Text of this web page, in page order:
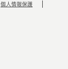
個人情報保護